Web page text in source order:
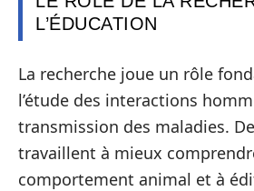
L’ÉDUCATION
La recherche joue un rôle
l’étude des interactions
transmission des maladies.
travaillent à mieux
comportement animal et à